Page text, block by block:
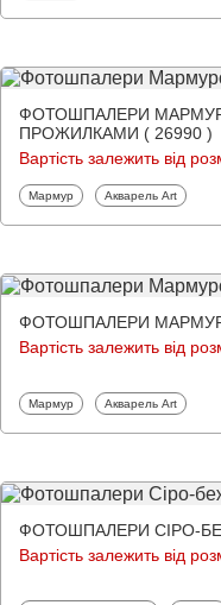
ФОТОШПАЛЕРИ
ПРОЖИЛКАМИ ( 26990 )
Вартість залежить від
Фотошпалери
Мармур Фотошпалери
Акварель Art
ФОТОШПАЛЕРИ
Вартість залежить від
Фотошпалери
Мармур Фотошпалери
Акварель Art
ФОТОШПАЛЕРИ СІРО-
Вартість залежить від